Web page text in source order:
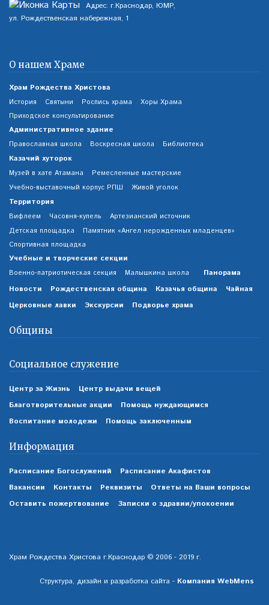
Адрес: г.Краснодар, ЮМР,
ул. Рождественская набережная, 1
О нашем Храме
Храм Рождества Христова
История Святыни Роспись храма
Хоры Храма
Приходское консультирование
Административное здание
Православная школа Воскресная школа Библиотека
Казачий хуторок
Музей в хате Атамана
Ремесленные мастерские
Учебно-выставочный корпус РПШ
Живой уголок
Территория
Вифлеем Часовня-купель
Артезианский источник
Детская площадка
Памятник «Ангел нерожденных младенцев»
Спортивная площадка
Учебные и творческие секции
Военно-патриотическая секция Малышкина школа
Панорама
Новости
Рождественская община Казачья община
Чайная
Церковные лавки
Экскурсии Подворье храма
Общины
Социальное служение
Центр за Жизнь
Центр выдачи вещей
Благотворительные акции
Помощь нуждающимся
Воспитание молодежи
Помощь заключенным
Информация
Расписание Богослужений
Расписание Акафистов
Вакансии
Контакты Реквизиты
Ответы на Ваши вопросы
Оставить пожертвование
Записки о здравии/упокоении
Храм Рождества Христова г.Краснодар © 2006 - 2019 г.
Структура, дизайн и разработка сайта - Компания WebMens